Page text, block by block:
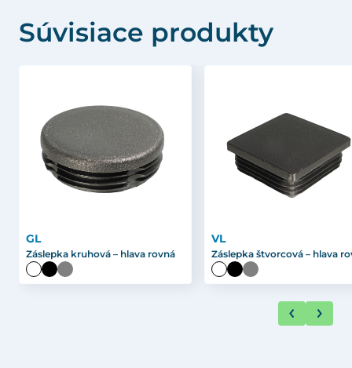
Súvisiace produkty
GL
Záslepka kruhová – hlava rovná
VL
Záslepka štvorcová – hlava